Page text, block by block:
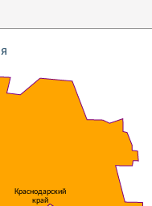
Краснодарский
край